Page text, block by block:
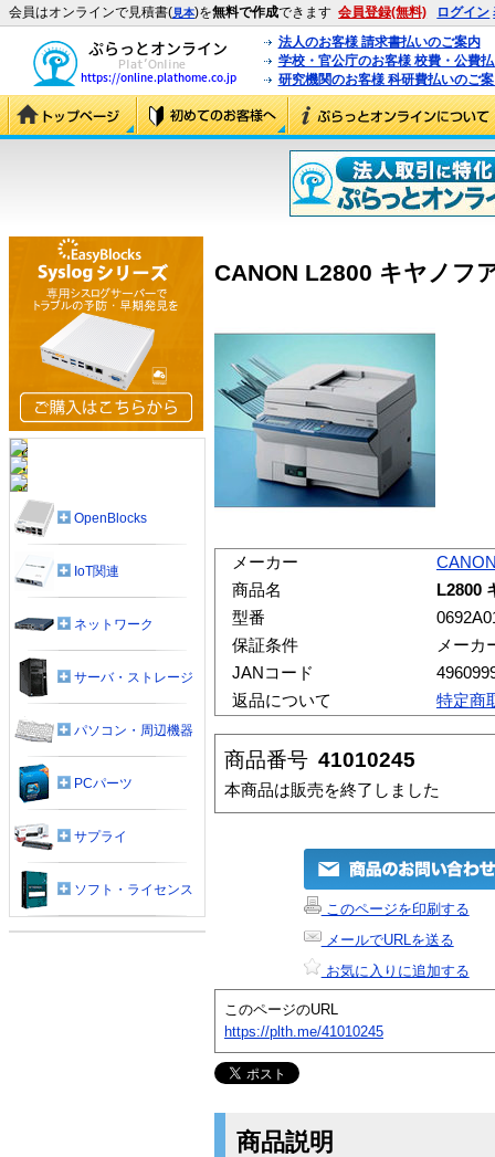
会員はオンラインで見積書(見本)を無料で作成できます 会員登録(無料) ログイン
法人のお客様 請求書払いのご案内
学校・官公庁のお客様 校費・公費
研究機関のお客様 科研費払いのご
CANON L2800 キヤノフ
メーカー
商品名
L2800
型番
保証条件
メーカ
JANコード
返品について
特定商
商品番号 41010245
本商品は販売を終了しました
このページを印刷する
メールでURLを送る
お気に入りに追加する
このページのURL
https://plth.me/41010245
商品説明
OpenBlocks
IoT関連
ネットワーク
サーバ・ストレージ
パソコン・周辺機器
PCパーツ
サプライ
ソフト・ライセンス